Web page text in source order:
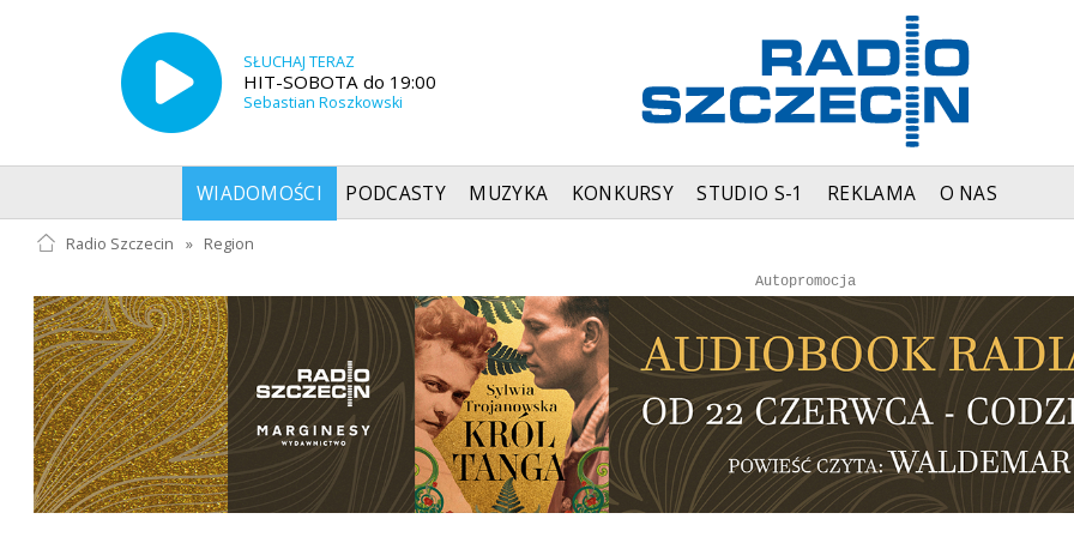
SŁUCHAJ TERAZ
HIT-SOBOTA do 19:00
Sebastian Roszkowski
WIADOMOŚCI PODCASTY MUZYKA KONKURSY STUDIO S-1 REKLAMA O NAS
Radio Szczecin » Region
Autopromocja
Reklama